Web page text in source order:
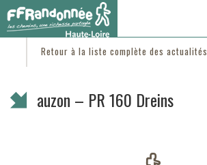
Vous êtes ici :Accueil/C'est d'actu
Retour à la liste complète des actualités
auzon – PR 160 Dreins